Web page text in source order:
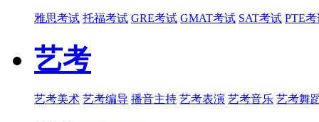
雅思考试 托福考试 GRE考试 GMAT考试 SAT考试 PTE
艺考
艺考美术 艺考编导 播音主持 艺考表演 艺考音乐 艺考舞